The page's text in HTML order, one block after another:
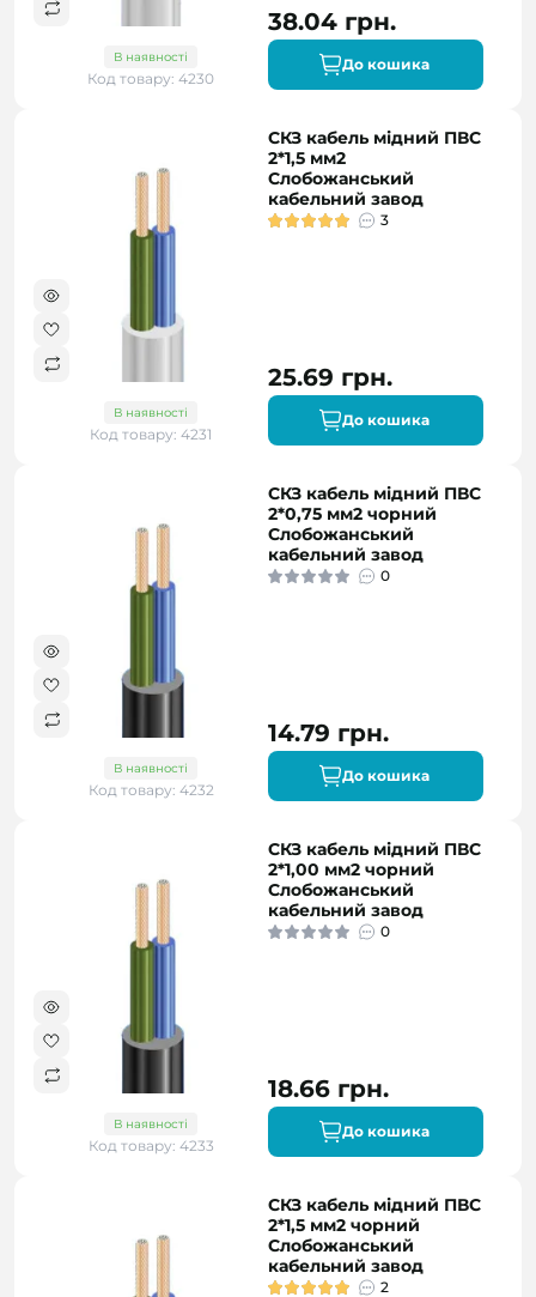
В наявності
Код товару: 4230
38.04 грн.
До кошика
В наявності
Код товару: 4231
СКЗ кабель мідний ПВС
2*1,5 мм2
Слобожанський
кабельний завод
3
25.69 грн.
До кошика
В наявності
Код товару: 4232
СКЗ кабель мідний ПВС
2*0,75 мм2 чорний
Слобожанський
кабельний завод
0
14.79 грн.
До кошика
В наявності
Код товару: 4233
СКЗ кабель мідний ПВС
2*1,00 мм2 чорний
Слобожанський
кабельний завод
0
18.66 грн.
До кошика
СКЗ кабель мідний ПВС
2*1,5 мм2 чорний
Слобожанський
кабельний завод
2